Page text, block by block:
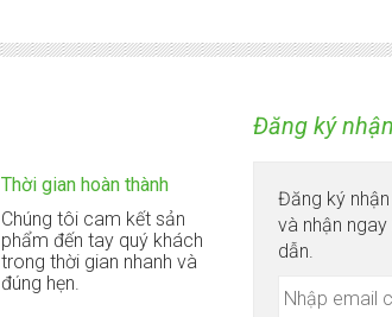
Thời gian hoàn thành
Chúng tôi cam kết sản
phẩm đến tay quý khách
trong thời gian nhanh và
đúng hẹn.
Đăng ký
Đăng ký nhận
và nhận
dẫn.